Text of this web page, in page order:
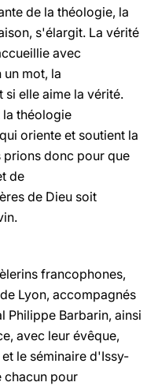
de la théologie, la
s'élargit. La vérité
avec
mot, la
elle aime la vérité.
théologie
oriente et soutient la
donc pour que
de
de Dieu soit
francophones,
Lyon, accompagnés
Philippe Barbarin, ainsi
avec leur évêque,
le séminaire d'Issy-
chacun pour